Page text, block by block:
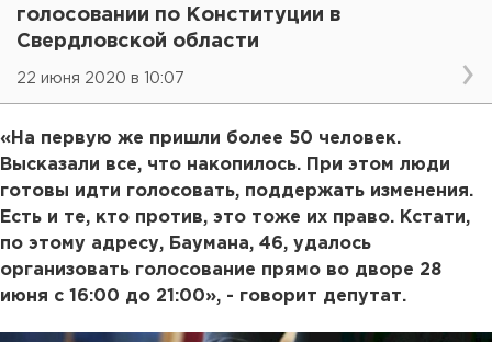
голосовании по Конституции в
Свердловской области
22 июня 2020 в 10:07
«На первую же пришли более 50 человек.
Высказали все, что накопилось. При этом люди
готовы идти голосовать, поддержать изменения.
Есть и те, кто против, это тоже их право. Кстати,
по этому адресу, Баумана, 46, удалось
организовать голосование прямо во дворе 28
июня с 16:00 до 21:00», - говорит депутат.